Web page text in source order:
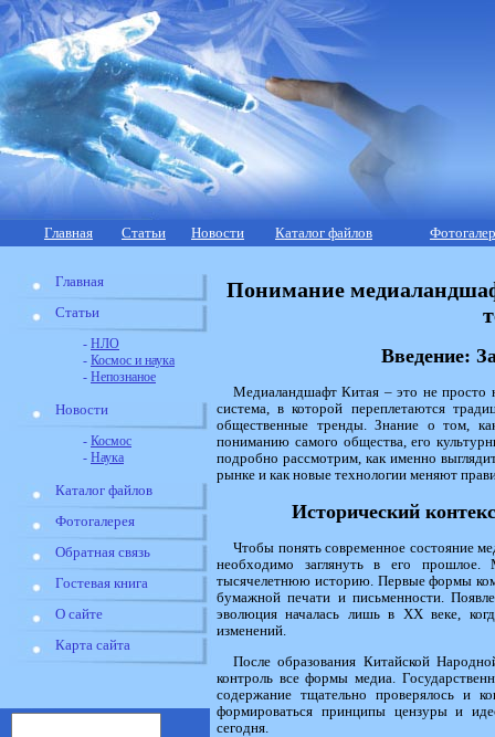
Главная Статьи Новости Каталог файлов
Главная
Статьи
- НЛО
- Космос и наука
- Непознаное
Новости
- Космос
- Наука
Каталог файлов
Фотогалерея
Обратная связь
Гостевая книга
О сайте
Карта сайта
Понимание
Введение:
Медиаландшафт Китая – это не просто
система, в которой переплетаются
общественные тренды. Знание о том,
пониманию самого общества, его
подробно рассмотрим, как именно
рынке и как новые технологии меняют
Исторический
Чтобы понять современное состояние
необходимо заглянуть в его
тысячелетнюю историю. Первые формы
бумажной печати и письменности.
эволюция началась лишь в XX веке,
изменений.
После образования Китайской
контроль все формы медиа.
содержание тщательно проверялось и
формироваться принципы цензуры и
сегодня.